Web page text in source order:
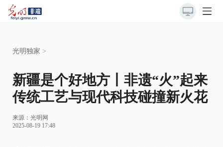
光明独家 >
新疆是个好地方丨非遗“火”起来
传统工艺与现代科技碰撞新火花
来源： 光明网
2025-08-19 17:48